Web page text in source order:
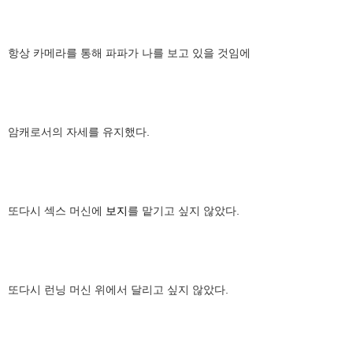
항상 카메라를 통해 파파가 나를 보고 있을 것임에
암캐로서의 자세를 유지했다.
또다시 섹스 머신에 보지를 맡기고 싶지 않았다.
또다시 런닝 머신 위에서 달리고 싶지 않았다.